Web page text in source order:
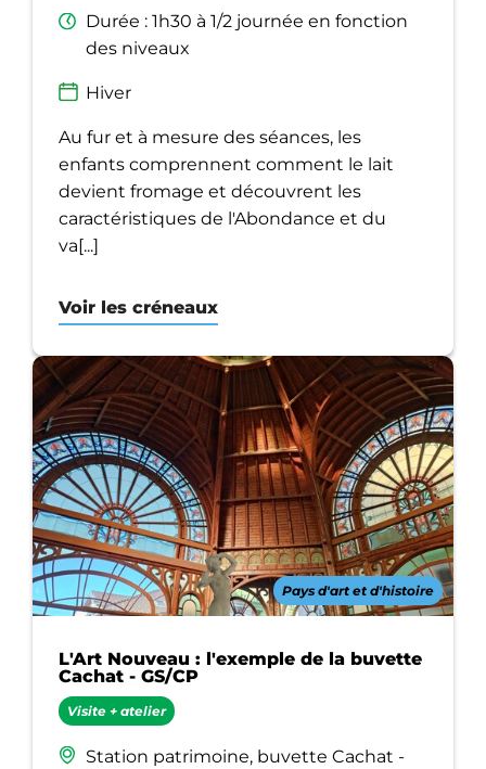
Durée : 1h30 à 1/2 journée en fonction
des niveaux
Hiver
Au fur et à mesure des séances, les
enfants comprennent comment le lait
devient fromage et découvrent les
caractéristiques de l'Abondance et du
va[...]
Voir les créneaux
L'Art Nouveau : l'exemple de la buvette
Cachat - GS/CP
Visite + atelier
Station patrimoine, buvette Cachat -
Pays d'art et d'histoire